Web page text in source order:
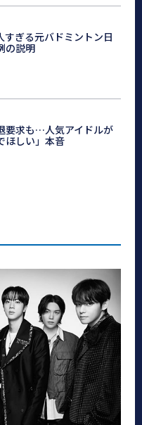
すぎる元バドミントン日
の説明
要求も…人気アイドルが
ほしい」本音